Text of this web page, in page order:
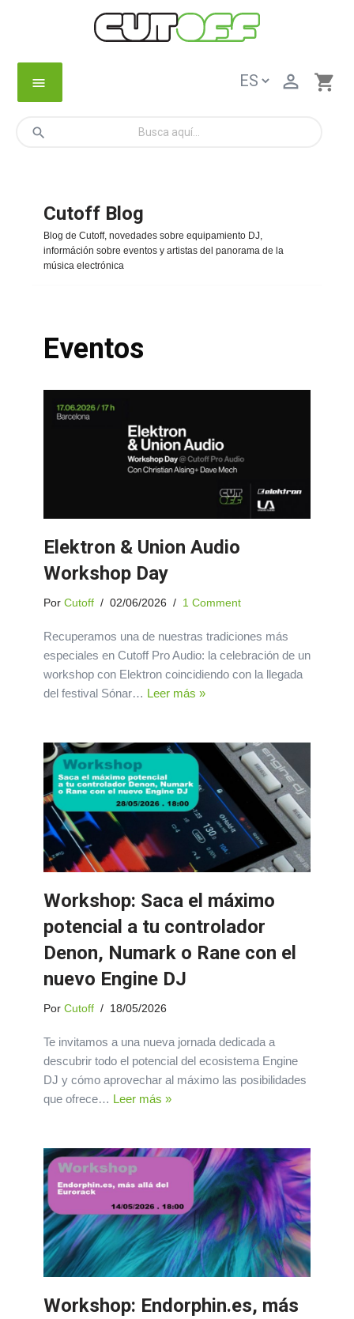
menu shopping_cart

search
Skip
to
content
Cutoff Blog
Blog de Cutoff, novedades sobre equipamiento DJ,
információn sobre eventos y artistas del panorama de la
música electrónica
Eventos
Elektron & Union Audio
Workshop Day
Por Cutoff 02/06/2026 1 Comment
Recuperamos una de nuestras tradiciones más
especiales en Cutoff Pro Audio: la celebración de un
workshop con Elektron coincidiendo con la llegada
del festival Sónar… Leer más »
Workshop: Saca el máximo
potencial a tu controlador
Denon, Numark o Rane con el
nuevo Engine DJ
Por Cutoff 18/05/2026
Te invitamos a una nueva jornada dedicada a
descubrir todo el potencial del ecosistema Engine
DJ y cómo aprovechar al máximo las posibilidades
que ofrece… Leer más »
Workshop: Endorphin.es, más